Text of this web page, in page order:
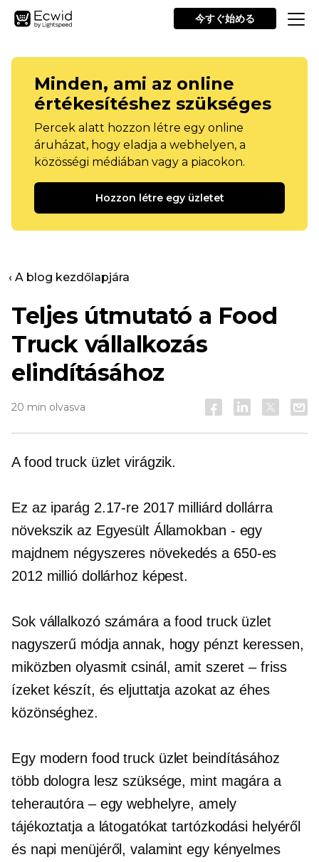
今すぐ始める
Minden, ami az online
értékesítéshez szükséges
Percek alatt hozzon létre egy online
áruházat, hogy eladja a webhelyen, a
közösségi médiában vagy a piacokon.
Hozzon létre egy üzletet
‹ A blog kezdőlapjára
Teljes útmutató a Food
Truck vállalkozás
elindításához
20 min olvasva
A food truck üzlet virágzik.
Ez az iparág 2.17-re 2017 milliárd dollárra
növekszik az Egyesült Államokban - egy
majdnem négyszeres növekedés a 650-es
2012 millió dollárhoz képest.
Sok vállalkozó számára a food truck üzlet
nagyszerű módja annak, hogy pénzt keressen,
miközben olyasmit csinál, amit szeret – friss
ízeket készít, és eljuttatja azokat az éhes
közönséghez.
Egy modern food truck üzlet beindításához
több dologra lesz szüksége, mint magára a
teherautóra – egy webhelyre, amely
tájékoztatja a látogatókat tartózkodási helyéről
és napi menüjéről, valamint egy kényelmes